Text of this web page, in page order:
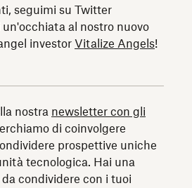
seguimi su Twitter
un'occhiata al nostro nuovo
investorVitalize Angels!
nostra newsletter con gli
di coinvolgere
prospettive uniche
tecnologica. Hai una
condividere con i tuoi